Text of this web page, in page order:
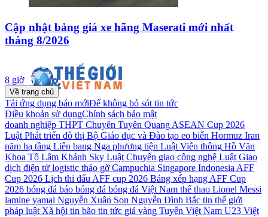
Cập nhật bảng giá xe hãng Maserati mới nhất
tháng 8/2026
8 giờ
Về trang chủ
Tải ứng dụng báo mớiĐể không bỏ sót tin tức
Điều khoản sử dụngChính sách bảo mật
doanh nghiệp THPT Chuyên Tuyên Quang ASEAN Cup 2026
Luật Phát triển đô thị Bộ Giáo dục và Đào tạo eo biển Hormuz Iran
năm hạ tầng Liên bang Nga phương tiện Luật Viễn thông Hồ Văn
Khoa Tô Lâm Khánh Sky Luật Chuyển giao công nghệ Luật Giao
dịch điện tử logistic tháo gỡ Campuchia Singapore Indonesia AFF
Cup 2026 Lịch thi đấu AFF cup 2026 Bảng xếp hạng AFF Cup
2026 bóng đá báo bóng đá bóng đá Việt Nam thể thao Lionel Messi
lamine yamal Nguyễn Xuân Son Nguyễn Đình Bắc tin thế giới
pháp luật Xã hội tin bão tin tức giá vàng Tuyển Việt Nam U23 Việt